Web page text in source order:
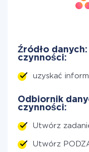
Źródło
czynności:
uzyskać
Odbiornik
czynności:
Utwórz
Utwórz